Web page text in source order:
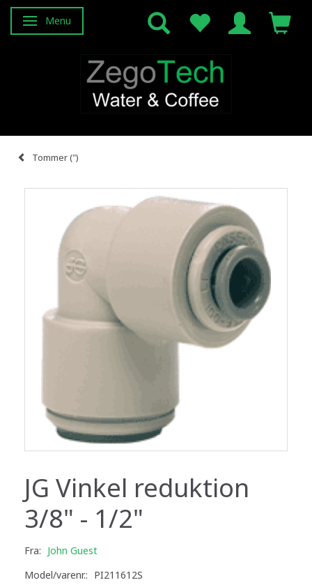
Skifte navigation
Menu
Tommer (")
JG Vinkel reduktion
3/8" - 1/2"
Fra: John Guest
Model/varenr.: PI211612S